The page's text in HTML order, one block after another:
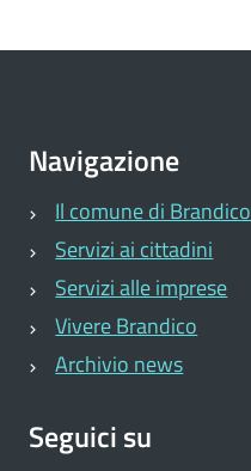
Navigazione
Il comune di Brandico
Servizi ai cittadini
Servizi alle imprese
Vivere Brandico
Archivio news
Seguici su